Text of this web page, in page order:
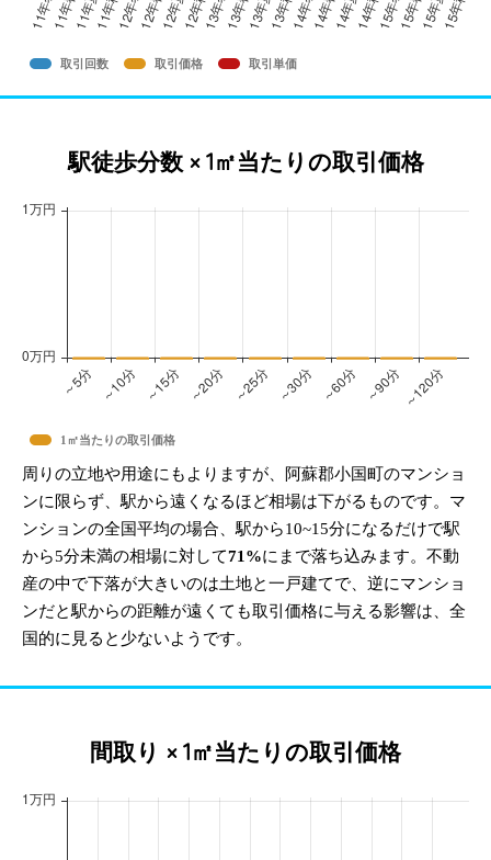
取引回数 取引価格 取引単価
駅徒歩分数 × 1㎡当たりの取引価格
1㎡当たりの取引価格
周りの立地や用途にもよりますが、阿蘇郡小国町のマンショ
ンに限らず、駅から遠くなるほど相場は下がるものです。マ
ンションの全国平均の場合、駅から10~15分になるだけで駅
から5分未満の相場に対して71%にまで落ち込みます。不動
産の中で下落が大きいのは土地と一戸建てで、逆にマンショ
ンだと駅からの距離が遠くても取引価格に与える影響は、全
国的に見ると少ないようです。
間取り × 1㎡当たりの取引価格